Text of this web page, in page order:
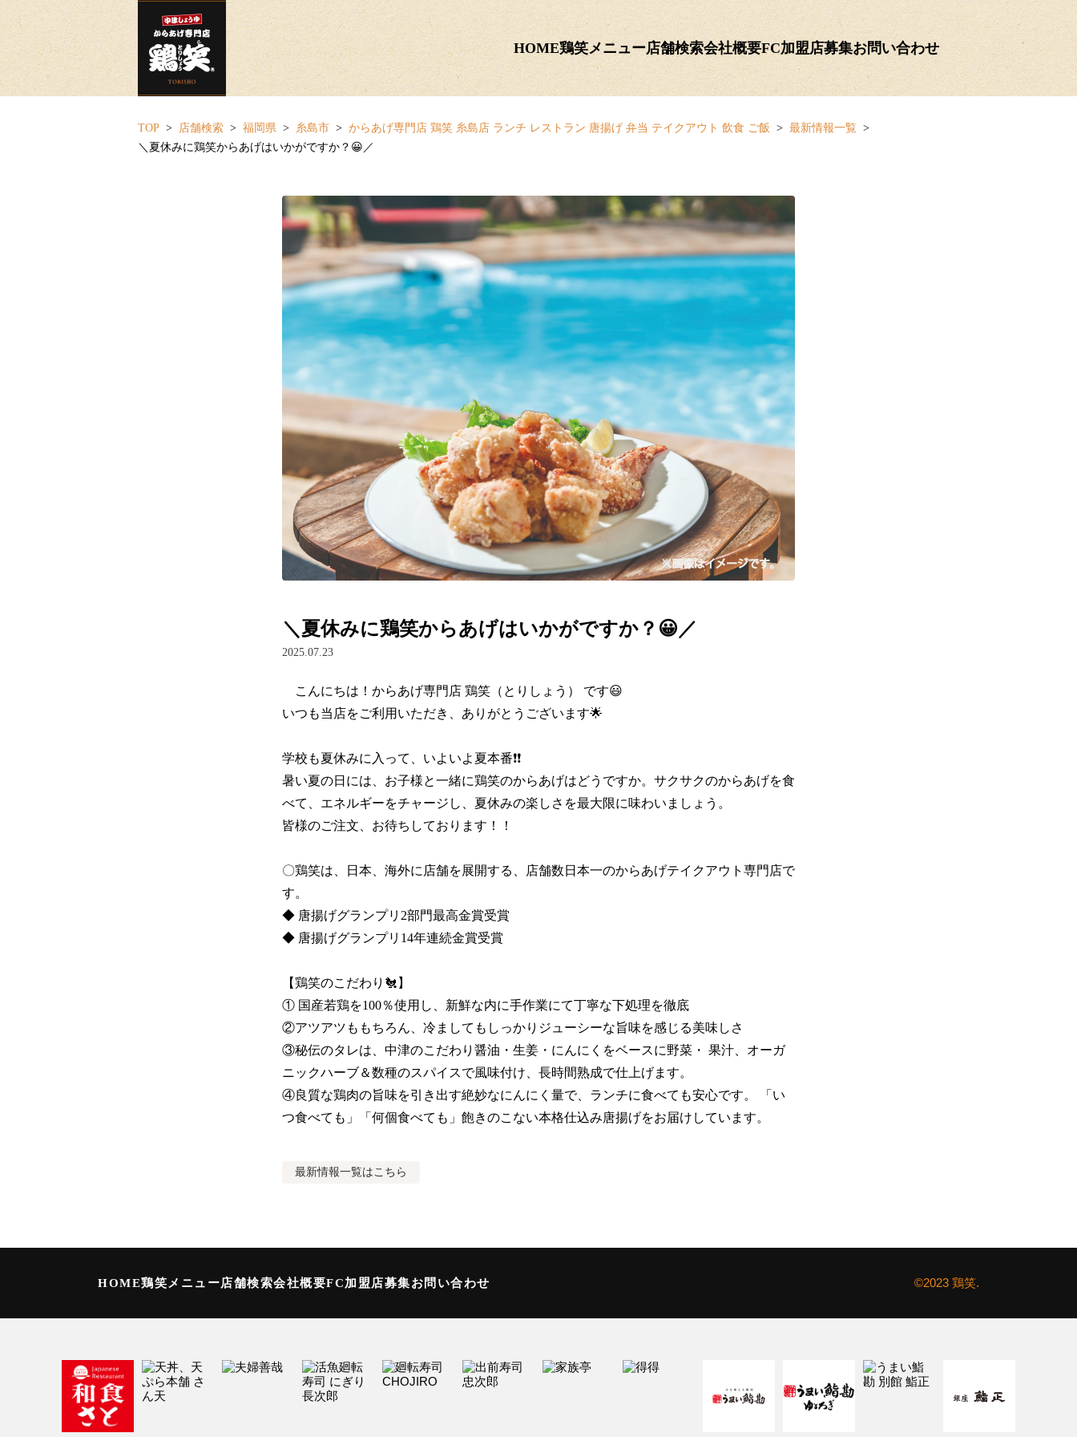
HOME鶏笑メニュー店舗検索会社概要FC加盟店募集お問い合わせ
TOP 店舗検索 福岡県 糸島市 からあげ専門店 鶏笑 糸島店 ランチ レストラン 唐揚げ 弁当 テイクアウト 飲食 ご飯
最新情報一覧
＼夏休みに鶏笑からあげはいかがですか？😀／
＼夏休みに鶏笑からあげはいかがですか？😀／
2025.07.23
こんにちは！からあげ専門店 鶏笑（とりしょう） です😃
いつも当店をご利用いただき、ありがとうございます🌟
学校も夏休みに入って、いよいよ夏本番❗❗
暑い夏の日には、お子様と一緒に鶏笑のからあげはどうですか。サクサクのからあげを食
べて、エネルギーをチャージし、夏休みの楽しさを最大限に味わいましょう。
皆様のご注文、お待ちしております！！
〇鶏笑は、日本、海外に店舗を展開する、店舗数日本一のからあげテイクアウト専門店で
す。
◆ 唐揚げグランプリ2部門最高金賞受賞
◆ 唐揚げグランプリ14年連続金賞受賞
【鶏笑のこだわり🐔】
① 国産若鶏を100％使用し、新鮮な内に手作業にて丁寧な下処理を徹底
②アツアツももちろん、冷ましてもしっかりジューシーな旨味を感じる美味しさ
③秘伝のタレは、中津のこだわり醤油・生姜・にんにくをベースに野菜・ 果汁、オーガ
ニックハーブ＆数種のスパイスで風味付け、長時間熟成で仕上げます。
④良質な鶏肉の旨味を引き出す絶妙なにんにく量で、ランチに食べても安心です。 「い
つ食べても」「何個食べても」飽きのこない本格仕込み唐揚げをお届けしています。
最新情報一覧はこちら
HOME鶏笑メニュー店舗検索会社概要FC加盟店募集お問い合わせ ©2023 鶏笑.